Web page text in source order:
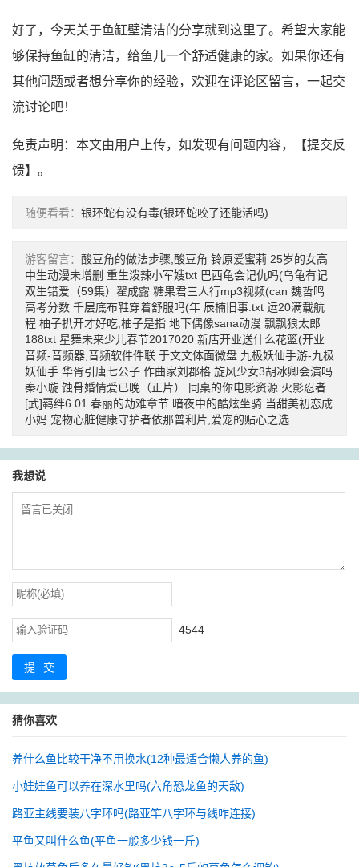
好了，今天关于鱼缸壁清洁的分享就到这里了。希望大家能
够保持鱼缸的清洁，给鱼儿一个舒适健康的家。如果你还有
其他问题或者想分享你的经验，欢迎在评论区留言，一起交
流讨论吧！
免责声明：本文由用户上传，如发现有问题内容，【提交反
馈】。
随便看看： 银环蛇有没有毒(银环蛇咬了还能活吗)
游客留言： 酸豆角的做法步骤,酸豆角 铃原爱蜜莉 25岁的女高
中生动漫未增删 重生泼辣小军嫂txt 巴西龟会记仇吗(乌龟有记
双生错爱（59集）翟成露 糖果君三人行mp3视频(can 魏哲鸣
高考分数 千层底布鞋穿着舒服吗(年 辰楠旧事.txt 运20满载航
程 柚子扒开才好吃,柚子是指 地下偶像sana动漫 飘飘狼太郎
188txt 星舞未来少儿春节2017020 新店开业送什么花篮(开业
音频-音频器,音频软件件联 于文文体面微盘 九极妖仙手游-九极
妖仙手 华胥引唐七公子 作曲家刘郡格 旋风少女3胡冰卿会演吗
秦小璇 蚀骨婚情爱已晚（正片） 同桌的你电影资源 火影忍者
[武]羁绊6.01 春丽的劫难章节 暗夜中的酷炫坐骑 当甜美初恋成
小妈 宠物心脏健康守护者依那普利片,爱宠的贴心之选
我想说
4544
提交
猜你喜欢
养什么鱼比较干净不用换水(12种最适合懒人养的鱼)
小娃娃鱼可以养在深水里吗(六角恐龙鱼的天敌)
路亚主线要装八字环吗(路亚竿八字环与线咋连接)
平鱼又叫什么鱼(平鱼一般多少钱一斤)